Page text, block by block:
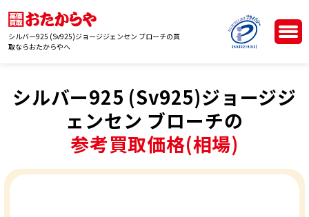
シルバー925 (Sv925)ジョージジェンセン ブローチの買
取ならおたからやへ
シルバー925 (Sv925)ジョージジ
ェンセン ブローチの
参考買取価格(相場)